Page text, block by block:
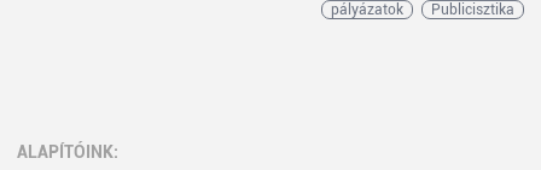
pályázatok Publicisztika
ALAPÍTÓINK: